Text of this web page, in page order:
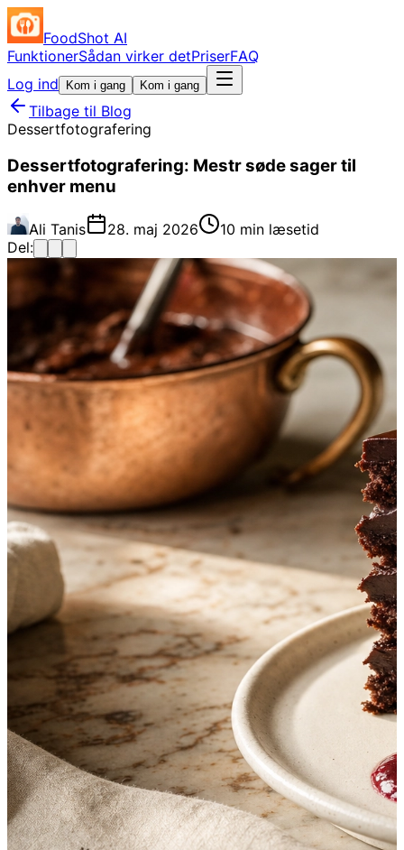
FoodShot AI
FunktionerSådan virker detPriserFAQ
Log ind
Kom i gang Kom i gang
Tilbage til Blog
Dessertfotografering
Dessertfotografering: Mestr søde sager til
enhver menu
Ali Tanis 28. maj 2026
10 min læsetid
Del: